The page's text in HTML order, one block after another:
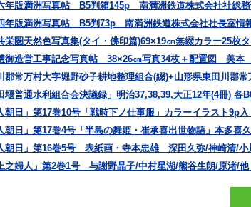
年版満洲写真帖 B5判箱145p 南満洲鉄道株式会社社総
年版満洲写真帖 B5判73p 南満洲鉄道株式会社社長室
栄圏天然色写真集(タイ・佛印篇)69×19㎝無綴カラー25
御造営工事記念写真帖 38×26㎝写真34枚＋配置図 美
郡常万村大字堀野砂子耕地整理組合(綴)+山形県東田川郡
堰普通水利組合会決議録」明治37,38,39,大正12年(4冊)
朝日」第17巻10号「戦時下ノ仕事服」カラーイラスト
朝日」第17巻4号「半島の舞姫・崔承喜出世物語」本
人朝日」第16巻5号 表紙画・寺本忠雄 深田久弥/神崎清
之婦人」第2巻1号 与謝野晶子/中村星湖/熊谷生朗/原